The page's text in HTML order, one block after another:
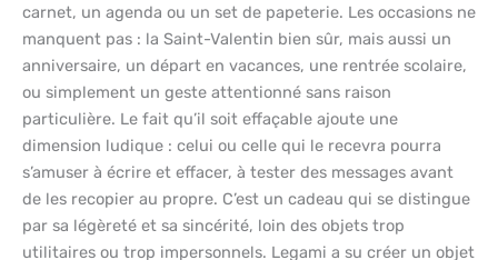
carnet, un agenda ou un set de papeterie. Les occasions ne
manquent pas : la Saint-Valentin bien sûr, mais aussi un
anniversaire, un départ en vacances, une rentrée scolaire,
ou simplement un geste attentionné sans raison
particulière. Le fait qu’il soit effaçable ajoute une
dimension ludique : celui ou celle qui le recevra pourra
s’amuser à écrire et effacer, à tester des messages avant
de les recopier au propre. C’est un cadeau qui se distingue
par sa légèreté et sa sincérité, loin des objets trop
utilitaires ou trop impersonnels. Legami a su créer un objet